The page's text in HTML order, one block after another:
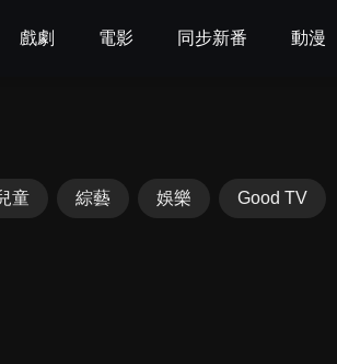
戲劇 電影 同步新番 動漫
童 綜藝 娛樂 Good TV